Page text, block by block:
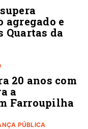
agregado e
Quartas da
20 anos com
a
Farroupilha
PÚBLICA